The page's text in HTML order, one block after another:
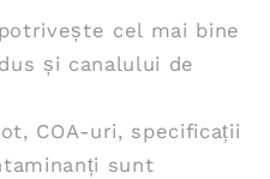
cel mai bine
și canalului de
COA-uri, specificații
sunt